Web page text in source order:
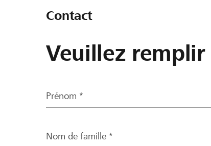
Contact
Veuillez
Prénom *
Nom de famille *